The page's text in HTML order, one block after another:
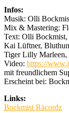
Infos:
Musik: Olli
Mix & Mastering:
Text: Olli Bockmist,
Kai Lüftner,
Tiger Lilly Marleen,
Video: https://
mit freundlichem
Erscheint bei:
Links:
Bockmist Räcordz